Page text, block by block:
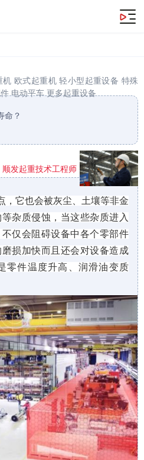
机 欧式起重机 轻小型起重设备 特殊
电动平车 更多起重设备
命？
顺发起重技术工程师
，它也会被灰尘、土壤等非金
杂质侵蚀，当这些杂质进入
仅会阻碍设备中各个零部件
损加快而且还会对设备造成
零件温度升高、润滑油变质